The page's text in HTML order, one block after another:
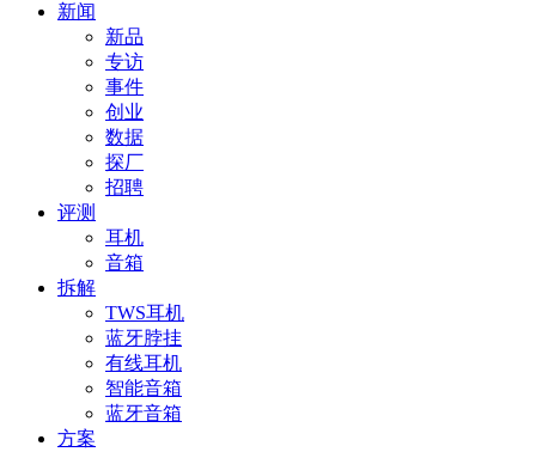
新闻
新品
专访
事件
创业
数据
探厂
招聘
评测
耳机
音箱
拆解
TWS耳机
蓝牙脖挂
有线耳机
智能音箱
蓝牙音箱
方案